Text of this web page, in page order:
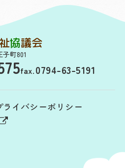
協議会
町801
fax.0794-63-5191
ライバシーポリシー